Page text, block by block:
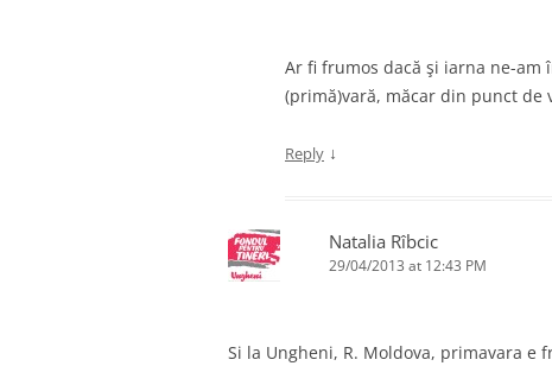
Ar fi frumos dacă şi iarna ne-
(primă)vară, măcar din punct de
Reply ↓
Natalia Rîbcic
29/04/2013 at 12:43 PM
Si la Ungheni, R. Moldova, primavara